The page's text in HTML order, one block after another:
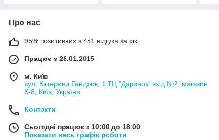
Про нас
95% позитивних з 451 відгука за рік
Працює з 28.01.2015
м. Київ
вул. Катерини Гандзюк, 1 ТЦ "Даринок" вхід №2, магазин
К-8, Київ, Україна
Контакти
Сьогодні працює з 10:00 до 18:00
Показати весь графік роботи